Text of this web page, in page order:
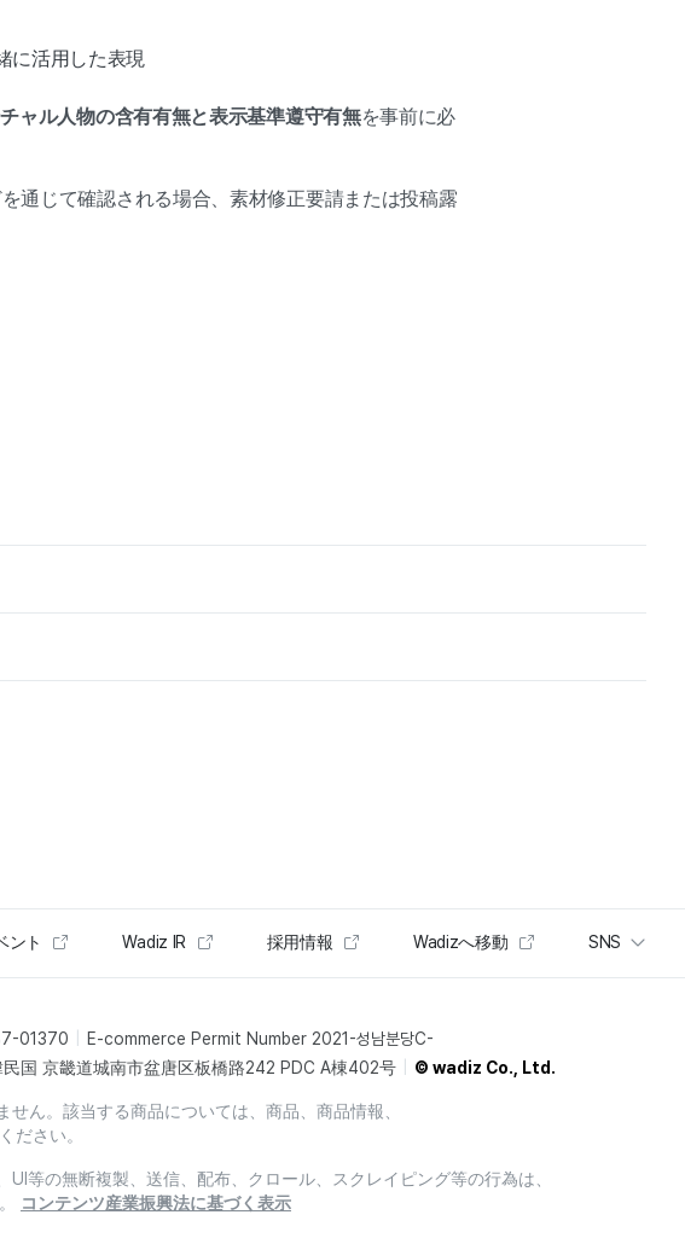
に活用した表現
ャル人物の含有有無と表示基準遵守有無を事前に必
通じて確認される場合、素材修正要請または投稿露
ント Wadiz IR 採用情報 Wadizへ移動 SNS
01370
E-commerce Permit Number 2021-성남분당C-
民国 京畿道城南市盆唐区板橋路242 PDC A棟402号 © wadiz Co., Ltd.
ん。該当する商品については、商品、商品情報、
ださい。
等の無断複製、送信、配布、クロール、スクレイピング等の行為は、
コンテンツ産業振興法に基づく表示